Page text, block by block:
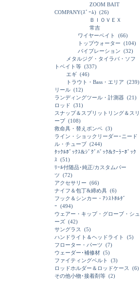
ZOOM BAIT
COMPANY(ｽﾞｰﾑ) (26)
ＢＩＯＶＥＸ
常吉
ワイヤーベイト
(66)
トップウォーター (104)
バイブレーション (32)
メタルジグ・タイラバ・ソフ
トベイト等 (337)
エギ (46)
トラウト・Bass・エリア (239)
リール (12)
ランディングツール・計測器 (21)
ロッド (31)
スナップ＆スプリットリング＆スリ
ーブ (108)
救命具・替えボンベ (3)
ライン・ショックリーダー･ニード
ル・チューブ (244)
ﾀｯｸﾙﾎﾞｯｸｽ&ｼﾞｸﾞﾊﾞｯｸ&ｸｰﾗｰﾎﾞｯｸ
ｽ (51)
ﾘｰﾙ付随品･純正/カスタムパー
ツ (72)
アクセサリー (66)
ナイフ＆包丁&締め具 (6)
フック＆シンカー・ｱｼｽﾄﾎﾙﾀﾞ
ｰ (494)
ウェアー・キップ・グローブ・シュ
ーズ (42)
サングラス
(5)
ハンドライト＆ヘッドライト
(5)
フローター・パーツ (7)
ウェーダー･補修材 (5)
ファイティングベルト
(3)
ロッドホルダー＆ロッドケース
(6)
その他小物･接着剤等 (2)